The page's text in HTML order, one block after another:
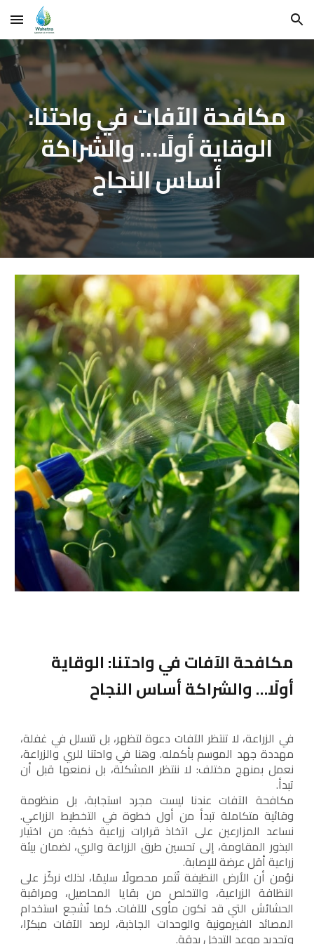
Skip to main content Skip to navigation
مكافحة الآفات في واحتنا:
الوقاية أولًا… والشراكة
أساس النجاح
مكافحة الآفات في واحتنا: الوقاية
أولًا… والشراكة أساس النجاح
في الزراعة، لا تنتظر الآفات دعوة لتظهر، بل تتسلل في غفلة،
مهددة جهد الموسم بأكمله. وهنا في واحتنا للري والزراعة،
نعمل بمنهج مختلف: لا ننتظر المشكلة، بل نمنعها قبل أن
تبدأ.
مكافحة الآفات عندنا ليست مجرد استجابة، بل منظومة
وقائية متكاملة تبدأ من أول خطوة في التخطيط الزراعي.
نساعد المزارعين على اتخاذ قرارات زراعية ذكية: من اختيار
البذور المقاومة، إلى تحسين طرق الزراعة والري، لضمان بيئة
زراعية أقل عرضة للإصابة.
نؤمن أن الأرض النظيفة تُثمر محصولًا سليمًا، لذلك نركّز على
النظافة الزراعية، والتخلص من بقايا المحاصيل، ومراقبة
الحشائش التي قد تكون مأوى للآفات. كما نُشجع استخدام
المصائد الفيرمونية والوحدات الجاذبة، لرصد الآفات مبكرًا،
وتحديد موعد التدخل بدقة.